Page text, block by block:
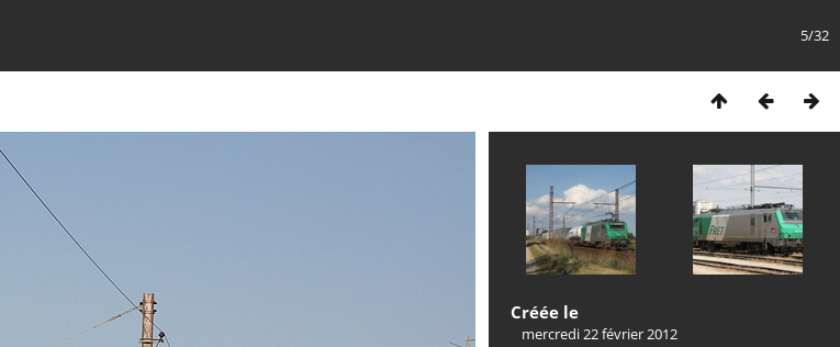
5/32
Créée le
mercredi 22 février 2012